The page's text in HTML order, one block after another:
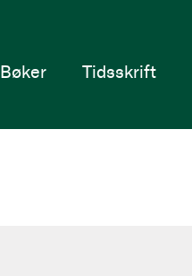
Hjem
Bøker Tidsskrift